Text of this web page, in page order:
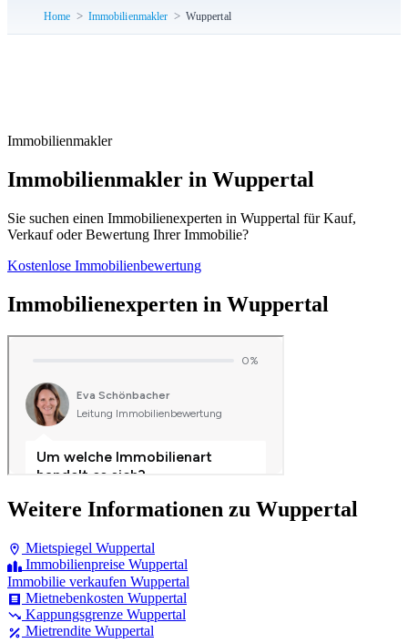
Home Immobilienmakler Wuppertal
Immobilienmakler
Immobilienmakler in Wuppertal
Sie suchen einen Immobilienexperten in Wuppertal für Kauf,
Verkauf oder Bewertung Ihrer Immobilie?
Kostenlose Immobilienbewertung
Immobilienexperten in Wuppertal
Weitere Informationen zu Wuppertal
Mietspiegel Wuppertal
Immobilienpreise Wuppertal
Immobilie verkaufen Wuppertal
Mietnebenkosten Wuppertal
Kappungsgrenze Wuppertal
Mietrendite Wuppertal